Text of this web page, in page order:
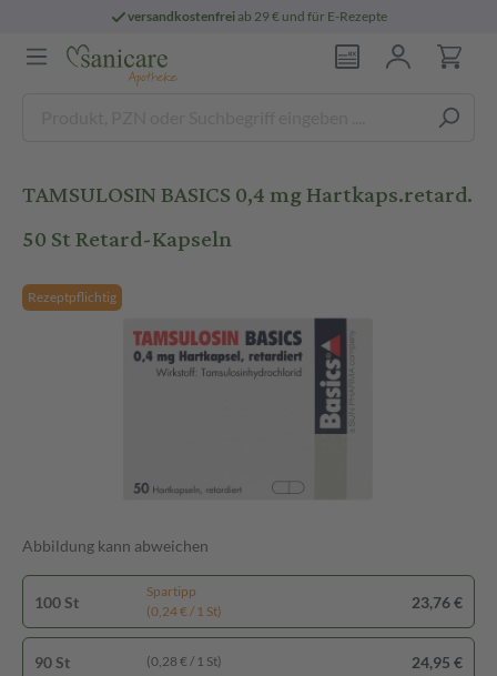
versandkostenfreiab 29 € und für E-Rezepte
TAMSULOSIN BASICS 0,4 mg Hartkaps.retard.
50 St Retard-Kapseln
Rezeptpflichtig
Abbildung kann abweichen
100 St
Spartipp
(0,24 € / 1 St)
23,76 €
90 St (0,28 € / 1 St) 24,95 €